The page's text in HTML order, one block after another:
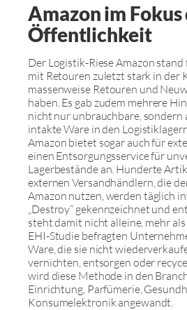
Amazon im Fokus
Öffentlichkeit
Der Logistik-Riese Amazon
mit Retouren zuletzt stark in der
massenweise Retouren und
haben. Es gab zudem mehrere
nicht nur unbrauchbare, sondern
intakte Ware in den
Amazon bietet sogar auch für
einen Entsorgungsservice für
Lagerbestände an. Hunderte
externen Versandhändlern, die
Amazon nutzen, werden täglich
„Destroy“ gekennzeichnet und
steht damit nicht alleine, mehr
EHI-Studie befragten
Ware, die sie nicht
vernichten, entsorgen oder
wird diese Methode in den
Einrichtung, Parfümerie,
Konsumelektronik angewandt.